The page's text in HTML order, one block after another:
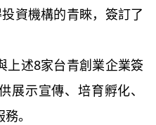
資機構的青睞，簽訂了
述8家台青創業企業簽
展示宣傳、培育孵化、
。